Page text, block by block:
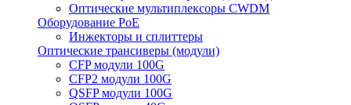
Оптические мультиплексоры CWDM
Оборудование PoE
Инжекторы и сплиттеры
Оптические трансиверы (модули)
CFP модули 100G
CFP2 модули 100G
QSFP модули 100G